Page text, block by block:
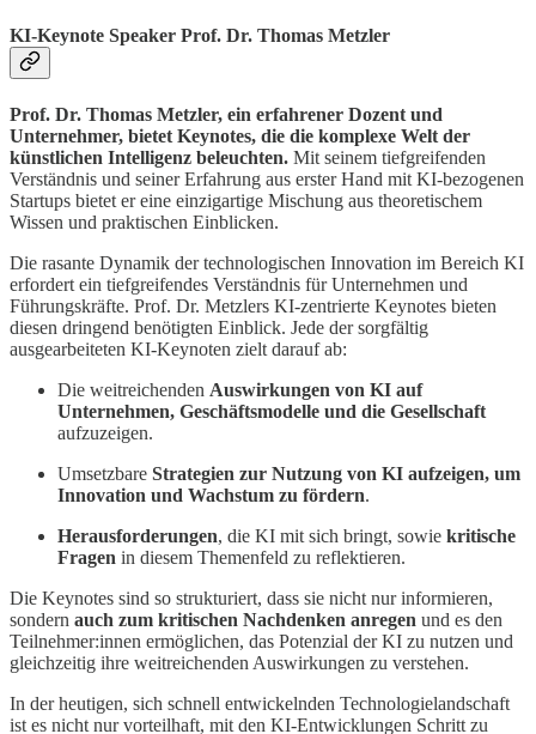
KI-Keynote Speaker Prof. Dr. Thomas Metzler
Prof. Dr. Thomas Metzler, ein erfahrener Dozent und
Unternehmer, bietet Keynotes, die die komplexe Welt der
künstlichen Intelligenz beleuchten. Mit seinem tiefgreifenden
Verständnis und seiner Erfahrung aus erster Hand mit KI-bezogenen
Startups bietet er eine einzigartige Mischung aus theoretischem
Wissen und praktischen Einblicken.
Die rasante Dynamik der technologischen Innovation im Bereich KI
erfordert ein tiefgreifendes Verständnis für Unternehmen und
Führungskräfte. Prof. Dr. Metzlers KI-zentrierte Keynotes bieten
diesen dringend benötigten Einblick. Jede der sorgfältig
ausgearbeiteten KI-Keynoten zielt darauf ab:
Die weitreichenden Auswirkungen von KI auf
Unternehmen, Geschäftsmodelle und die Gesellschaft
aufzuzeigen.
Umsetzbare Strategien zur Nutzung von KI aufzeigen, um
Innovation und Wachstum zu fördern.
Herausforderungen, die KI mit sich bringt, sowie kritische
Fragen in diesem Themenfeld zu reflektieren.
Die Keynotes sind so strukturiert, dass sie nicht nur informieren,
sondern auch zum kritischen Nachdenken anregen und es den
Teilnehmer:innen ermöglichen, das Potenzial der KI zu nutzen und
gleichzeitig ihre weitreichenden Auswirkungen zu verstehen.
In der heutigen, sich schnell entwickelnden Technologielandschaft
ist es nicht nur vorteilhaft, mit den KI-Entwicklungen Schritt zu